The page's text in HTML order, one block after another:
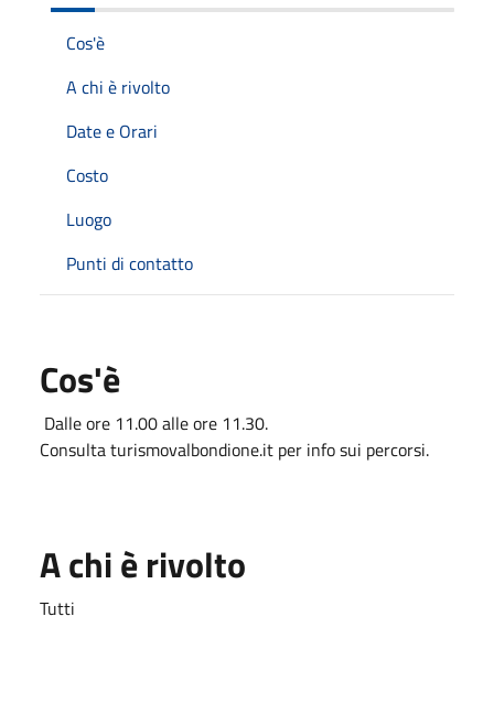
Cos'è
A chi è rivolto
Date e Orari
Costo
Luogo
Punti di contatto
Cos'è
Dalle ore 11.00 alle ore 11.30.
Consulta turismovalbondione.it per info sui percorsi.
A chi è rivolto
Tutti